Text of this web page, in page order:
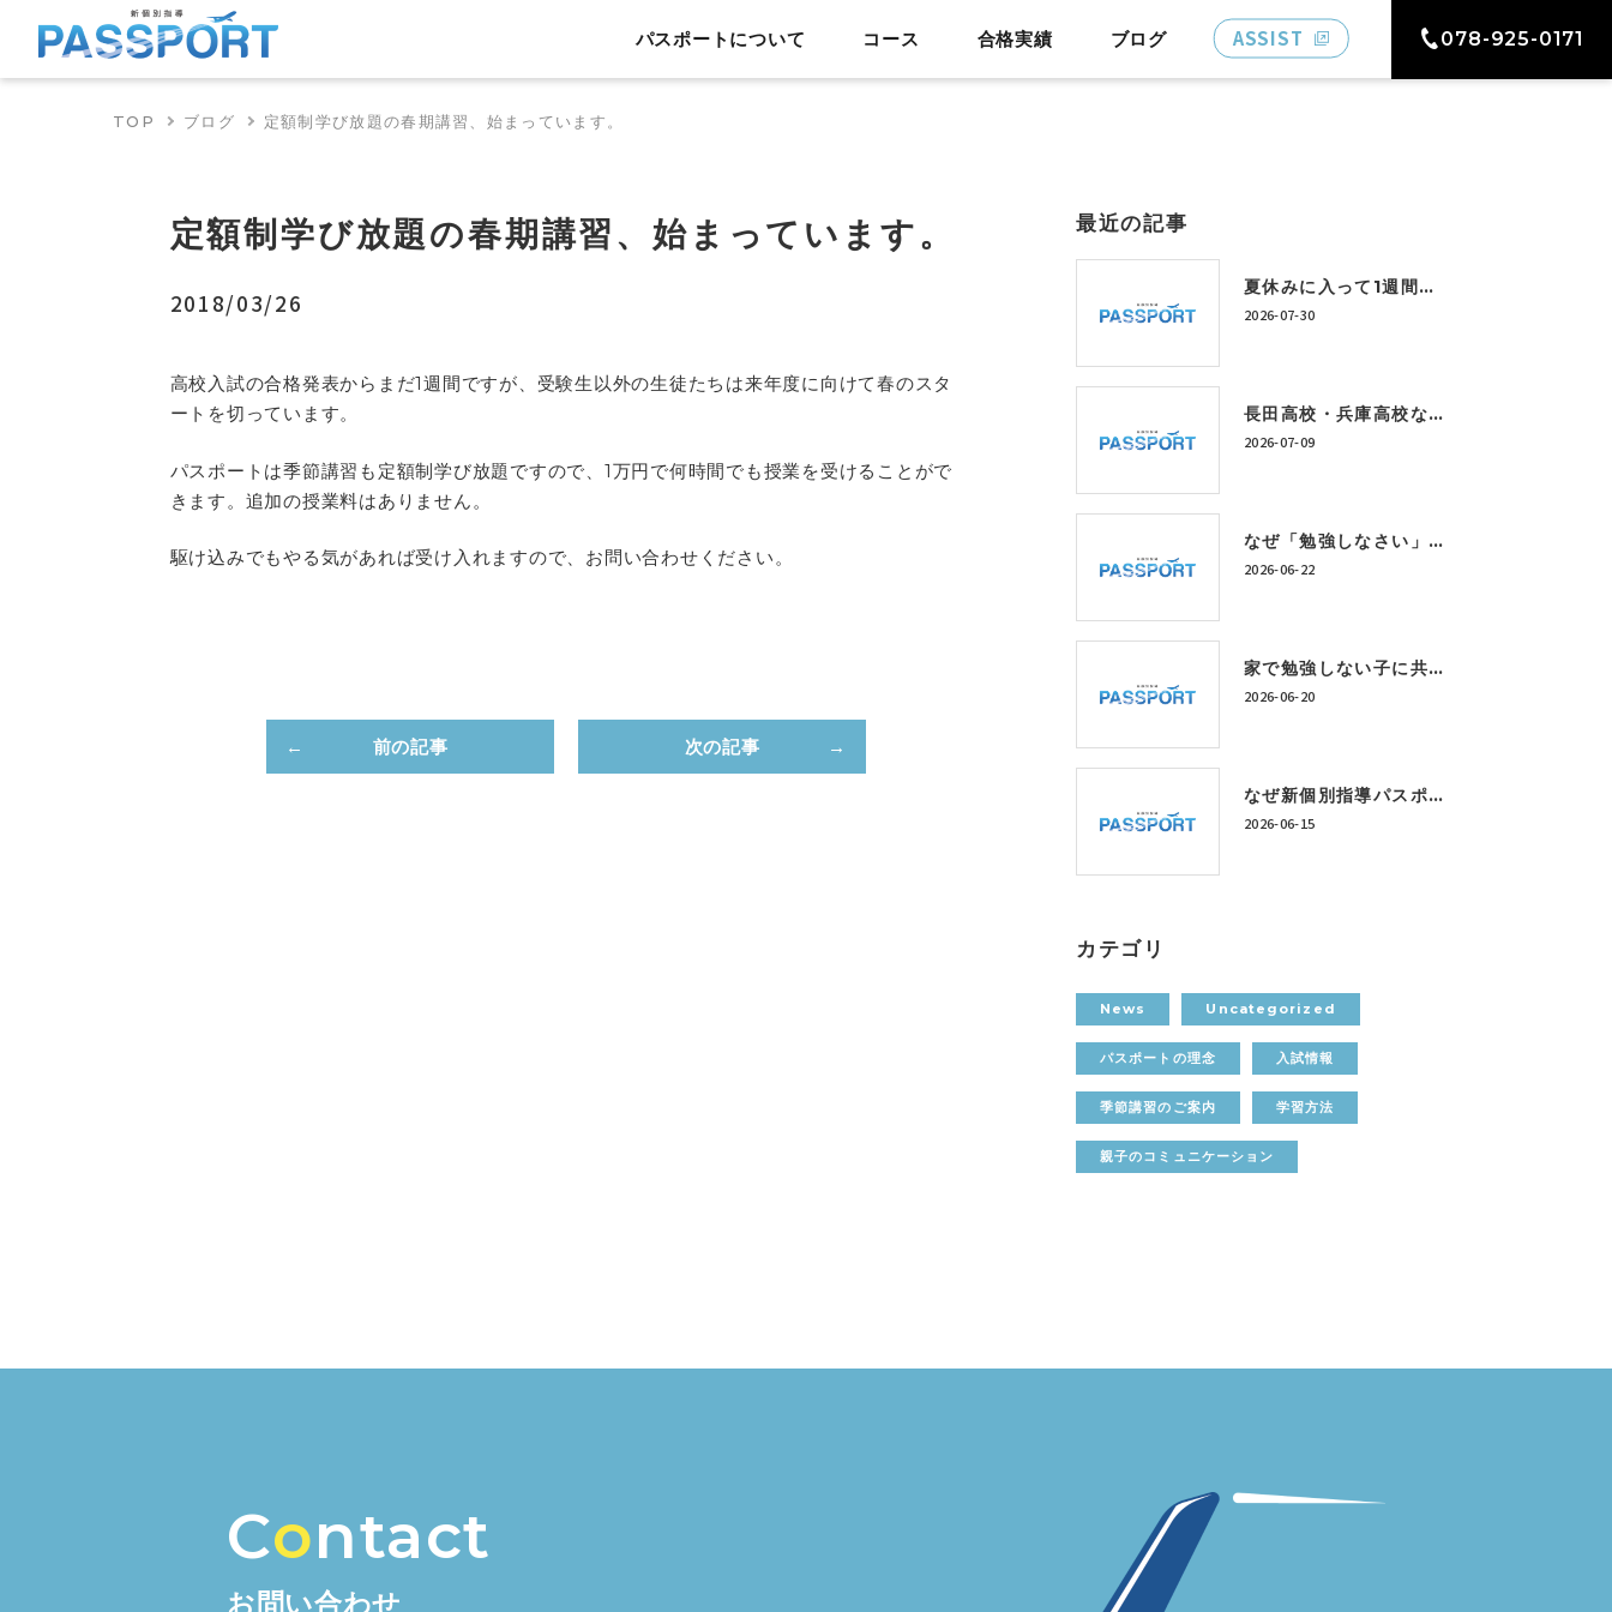
パスポートについて コース 合格実績 ブログ ASSIST 078-925-0171
TOP ブログ 定額制学び放題の春期講習、始まっています。
定額制学び放題の春期講習、始まっています。
2018/03/26
高校入試の合格発表からまだ1週間ですが、受験生以外の生徒たちは来年度に向けて春のスタ
ートを切っています。
パスポートは季節講習も定額制学び放題ですので、1万円で何時間でも授業を受けることがで
きます。追加の授業料はありません。
駆け込みでもやる気があれば受け入れますので、お問い合わせください。
前の記事 次の記事
最近の記事
夏休みに入って1週間。「うちの子、このままで大丈夫かな…」と感じている保護者の方へ
2026-07-30
長田高校・兵庫高校など上位校を目指すには？今から身につけたい学習習慣とは
2026-07-09
なぜ「勉強しなさい」では成績は上がらないのか？神戸市西区の個別指導塾が考える学習習慣の作り方
2026-06-22
家で勉強しない子に共通する5つの特徴｜神戸市西区の個別指導塾が解説
2026-06-20
なぜ新個別指導パスポートは「定額制学び放題」なのか？
2026-06-15
カテゴリ
News Uncategorized
パスポートの理念 入試情報
季節講習のご案内 学習方法
親子のコミュニケーション
Contact
お問い合わせ